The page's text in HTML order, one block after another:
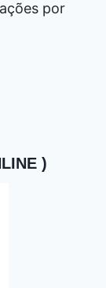
por
)